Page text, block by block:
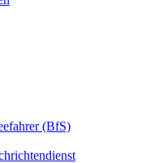
(BfS)